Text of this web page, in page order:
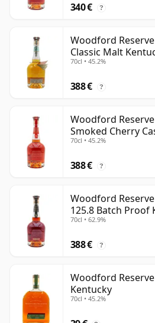
340 € ?
Woodford
Classic Malt
70cl • 45.2%
388 € ?
Woodford
Smoked Cherry
70cl • 45.2%
388 € ?
Woodford
125.8 Batch Proof
70cl • 62.9%
388 € ?
Woodford
Kentucky
70cl • 45.2%